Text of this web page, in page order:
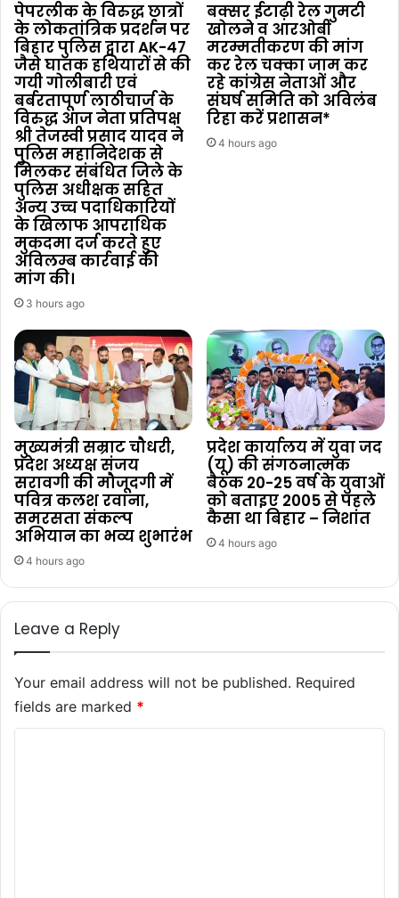
पेपरलीक के विरुद्ध छात्रों
के लोकतांत्रिक प्रदर्शन पर
बिहार पुलिस द्वारा AK-47
जैसे घातक हथियारों से की
गयी गोलीबारी एवं
बर्बरतापूर्ण लाठीचार्ज के
विरुद्ध आज नेता प्रतिपक्ष
श्री तेजस्वी प्रसाद यादव ने
पुलिस महानिदेशक से
मिलकर संबंधित जिले के
पुलिस अधीक्षक सहित
अन्य उच्च पदाधिकारियों
के खिलाफ आपराधिक
मुकदमा दर्ज करते हुए
अविलम्ब कार्रवाई की
मांग की।
3 hours ago
बक्सर ईटाढ़ी रेल गुमटी
खोलने व आरओबी
मरम्मतीकरण की मांग
कर रेल चक्का जाम कर
रहे कांग्रेस नेताओं और
संघर्ष समिति को अविलंब
रिहा करें प्रशासन*
4 hours ago
मुख्यमंत्री सम्राट चौधरी,
प्रदेश अध्यक्ष संजय
सरावगी की मौजूदगी में
पवित्र कलश रवाना,
समरसता संकल्प
अभियान का भव्य शुभारंभ
4 hours ago
प्रदेश कार्यालय में युवा जद
(यू) की संगठनात्मक
बैठक 20-25 वर्ष के युवाओं
को बताइए 2005 से पहले
कैसा था बिहार – निशांत
4 hours ago
Leave a Reply
Your email address will not be published. Required
fields are marked *